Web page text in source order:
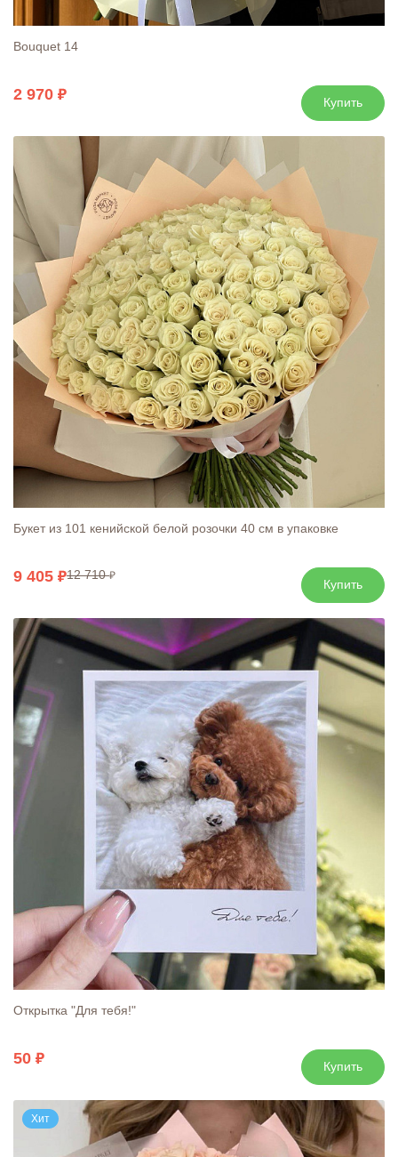
Bouquet 14
2 970 Купить
Букет из 101 кенийской белой розочки 40 см в упаковке
9 405 12 710
Купить
Открытка "Для тебя!"
50 Купить
Хит